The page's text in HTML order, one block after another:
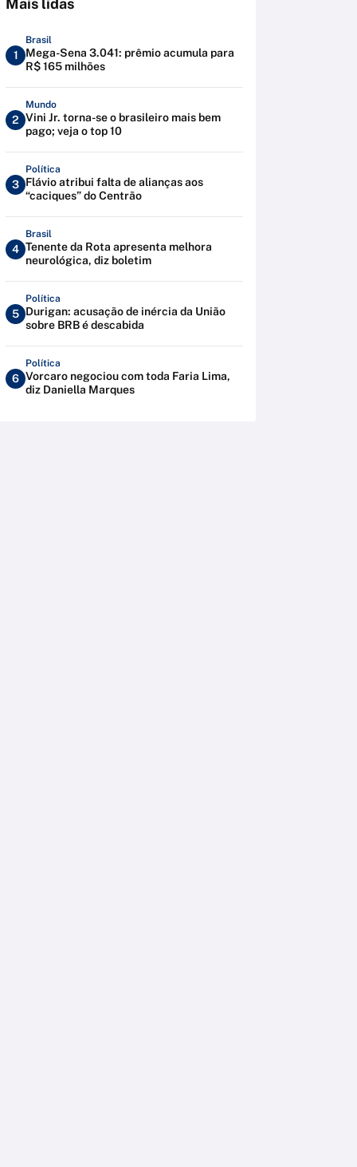
Mais lidas
1
Brasil
Mega-Sena 3.041: prêmio acumula para
R$ 165 milhões
2
Mundo
Vini Jr. torna-se o brasileiro mais bem
pago; veja o top 10
3
Política
Flávio atribui falta de alianças aos
“caciques” do Centrão
4
Brasil
Tenente da Rota apresenta melhora
neurológica, diz boletim
5
Política
Durigan: acusação de inércia da União
sobre BRB é descabida
6
Política
Vorcaro negociou com toda Faria Lima,
diz Daniella Marques